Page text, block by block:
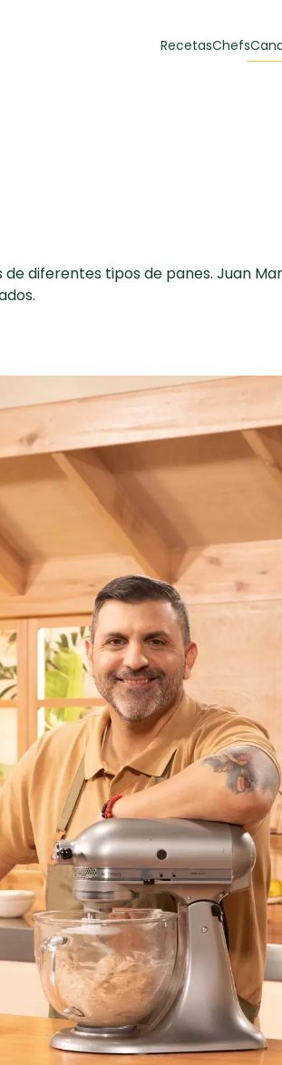
RecetasChefs
diferentes tipos de panes. Juan